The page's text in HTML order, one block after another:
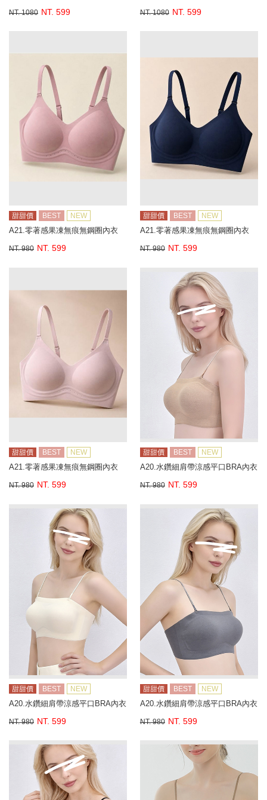
NT. 1080 NT. 599 NT. 1080 NT. 599
甜甜價 BEST NEW
A21.零著感果凍無痕無鋼圈內衣
NT. 980 NT. 599
甜甜價 BEST NEW
A21.零著感果凍無痕無鋼圈內衣
NT. 980 NT. 599
甜甜價 BEST NEW
A21.零著感果凍無痕無鋼圈內衣
NT. 980 NT. 599
甜甜價 BEST NEW
A20.水鑽細肩帶涼感平口BRA內衣
NT. 980 NT. 599
甜甜價 BEST NEW
A20.水鑽細肩帶涼感平口BRA內衣
NT. 980 NT. 599
甜甜價 BEST NEW
A20.水鑽細肩帶涼感平口BRA內衣
NT. 980 NT. 599